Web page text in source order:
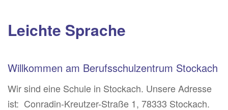
Leichte Sprache
Willkommen am Berufsschulzentrum Stockach
Wir sind eine Schule in Stockach. Unsere Adresse
ist: Conradin-Kreutzer-Straße 1, 78333 Stockach.